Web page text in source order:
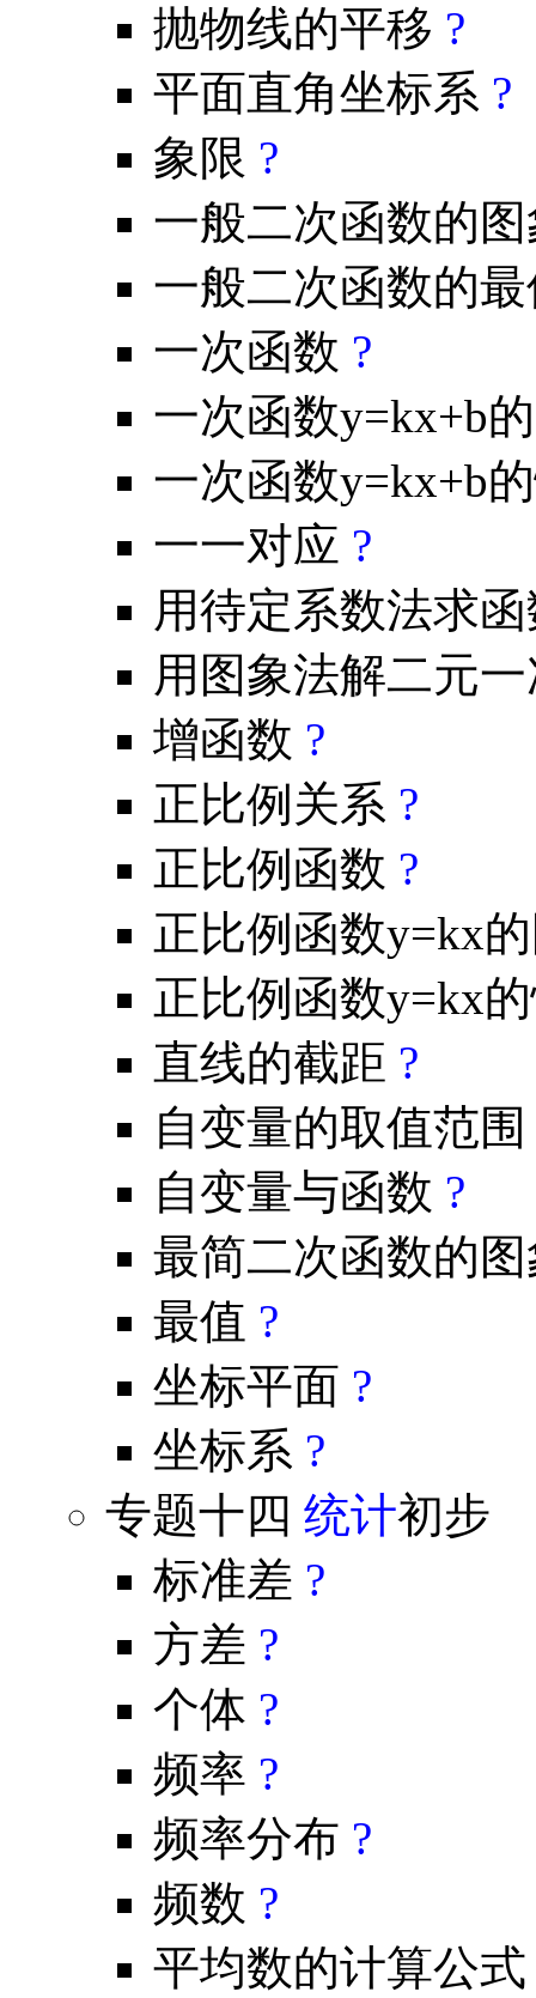
抛物线的平移 ?
平面直角坐标系 ?
象限 ?
一般二次函数的
一般二次函数的
一次函数 ?
一次函数y=kx+b
一次函数y=kx+b
一一对应 ?
用待定系数法求
用图象法解二元
增函数 ?
正比例关系 ?
正比例函数 ?
正比例函数y=kx
正比例函数y=kx
直线的截距 ?
自变量的取值范
自变量与函数 ?
最简二次函数的
最值 ?
坐标平面 ?
坐标系 ?
专题十四 统计初步
标准差 ?
方差 ?
个体 ?
频率 ?
频率分布 ?
频数 ?
平均数的计算公